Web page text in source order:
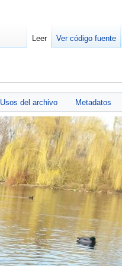
Usos del archivo Metadatos
Leer Ver código fuente